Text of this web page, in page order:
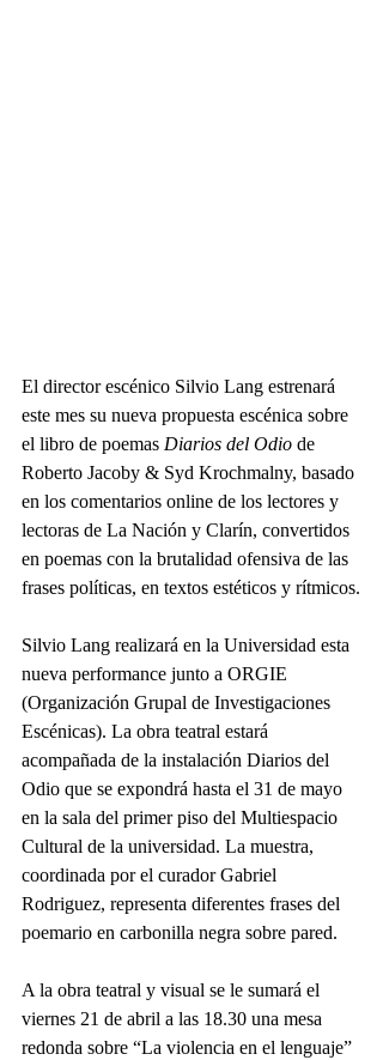
El director escénico Silvio Lang estrenará
este mes su nueva propuesta escénica sobre
el libro de poemas Diarios del Odio de
Roberto Jacoby & Syd Krochmalny, basado
en los comentarios online de los lectores y
lectoras de La Nación y Clarín, convertidos
en poemas con la brutalidad ofensiva de las
frases políticas, en textos estéticos y rítmicos.
Silvio Lang realizará en la Universidad esta
nueva performance junto a ORGIE
(Organización Grupal de Investigaciones
Escénicas). La obra teatral estará
acompañada de la instalación Diarios del
Odio que se expondrá hasta el 31 de mayo
en la sala del primer piso del Multiespacio
Cultural de la universidad. La muestra,
coordinada por el curador Gabriel
Rodriguez, representa diferentes frases del
poemario en carbonilla negra sobre pared.
A la obra teatral y visual se le sumará el
viernes 21 de abril a las 18.30 una mesa
redonda sobre “La violencia en el lenguaje”